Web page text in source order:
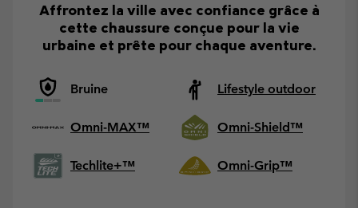
Affrontez la ville avec confiance grâce à
cette chaussure conçue pour la vie
urbaine et prête pour chaque aventure.
Bruine Lifestyle outdoor
Omni-MAX™ Omni-Shield™
Techlite+™ Omni-Grip™